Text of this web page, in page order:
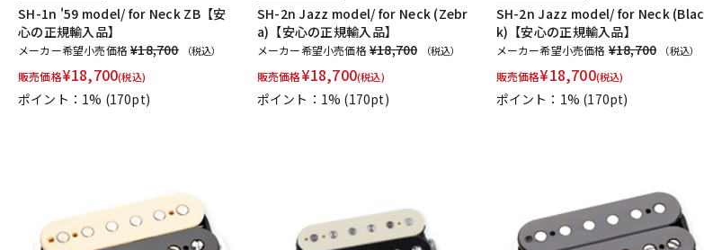
SH-1n '59 model/ for Neck ZB【安
心の正規輸入品】
メーカー希望小売価格¥18,700 （税込）
販売価格¥18,700(税込)
ポイント：1% (170pt)
SH-2n Jazz model/ for Neck (Zebr
a)【安心の正規輸入品】
メーカー希望小売価格¥18,700 （税込）
販売価格¥18,700(税込)
ポイント：1% (170pt)
SH-2n Jazz model/ for Neck (Blac
k)【安心の正規輸入品】
メーカー希望小売価格 ¥18,700 （税込）
販売価格¥18,700(税込)
ポイント：1% (170pt)